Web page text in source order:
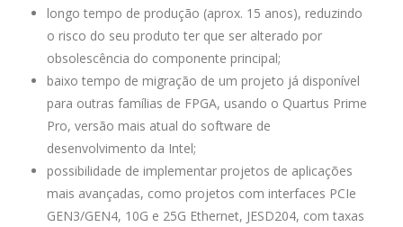
longo tempo de produção (aprox. 15 anos), reduzindo
o risco do seu produto ter que ser alterado por
obsolescência do componente principal;
baixo tempo de migração de um projeto já disponível
para outras famílias de FPGA, usando o Quartus Prime
Pro, versão mais atual do software de
desenvolvimento da Intel;
possibilidade de implementar projetos de aplicações
mais avançadas, como projetos com interfaces PCIe
GEN3/GEN4, 10G e 25G Ethernet, JESD204, com taxas